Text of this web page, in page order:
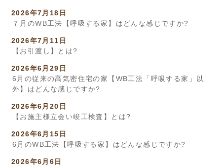
2026年7月18日
７月のWB工法【呼吸する家】はどんな感じですか?
2026年7月11日
【お引渡し】とは?
2026年6月29日
6月の従来の高気密住宅の家【WB工法「呼吸する家」以
外】はどんな感じですか?
2026年6月20日
【お施主様立会い竣工検査】とは?
2026年6月15日
6月のWB工法【呼吸する家】はどんな感じですか?
2026年6月6日